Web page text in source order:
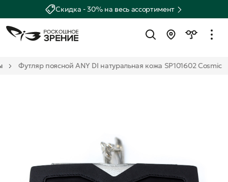
Скидка - 30% на весь ассортимент
Футляр поясной ANY DI натуральная кожа SP101602 Cosmic